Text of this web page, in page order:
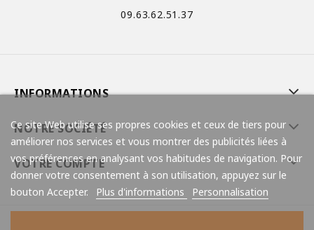
09.63.62.51.37
INFORMATIONS
NOTRE SOCIÉTÉ
VOTRE COMPTE
Ce site Web utilise ses propres cookies et ceux de tiers pour
améliorer nos services et vous montrer des publicités liées à
vos préférences en analysant vos habitudes de navigation. Pour
donner votre consentement à son utilisation, appuyez sur le
bouton Accepter.
Plus d'informations Personnalisation